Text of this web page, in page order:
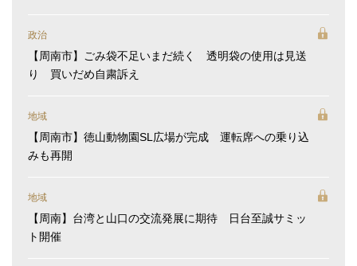
政治
【周南市】ごみ袋不足いまだ続く 透明袋の使用は見送
り 買いだめ自粛訴え
地域
【周南市】徳山動物園SL広場が完成 運転席への乗り込
みも再開
地域
【周南】台湾と山口の交流発展に期待 日台至誠サミッ
ト開催